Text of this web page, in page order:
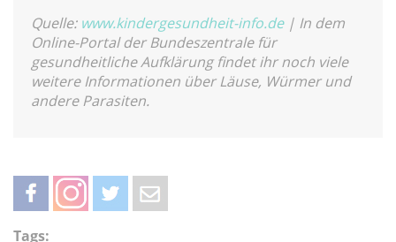
Quelle: www.kindergesundheit-info.de| In dem
Online-Portal der Bundeszentrale für
gesundheitliche Aufklärung findet ihr noch viele
weitere Informationen über Läuse, Würmer und
andere Parasiten.
teilen
Tags: